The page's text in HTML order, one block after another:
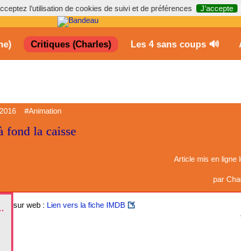
l’utilisation de cookies de suivi et de préférences J’accepte
Critiques (Charles) Les 4 sans coups 🔊
#Animation
fond la caisse
Article mis en ligne
par
sur web : Lien vers la fiche IMDB